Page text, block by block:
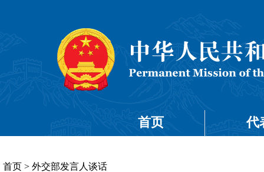
首页 代
首页 > 外交部发言人谈话